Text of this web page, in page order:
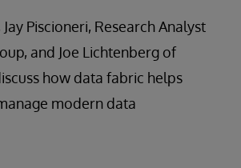
Piscioneri, Research Analyst
and Joe Lichtenberg of
how data fabric helps
modern data